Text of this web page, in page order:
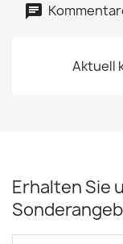
Aktuell
Erhalten Sie